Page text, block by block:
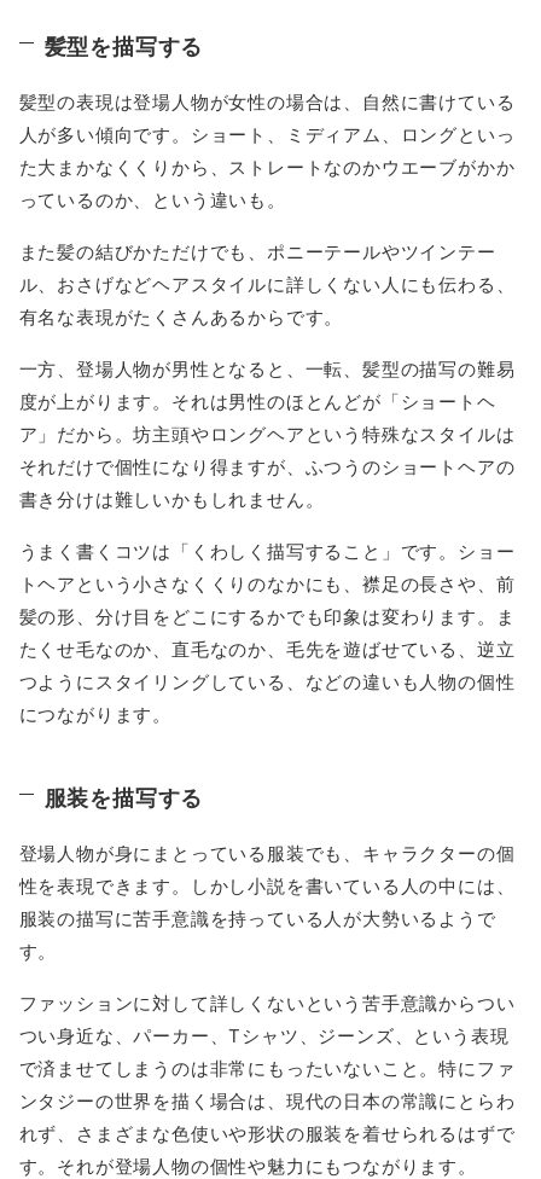
髪型を描写する
髪型の表現は登場人物が女性の場合は、自然に書けている
人が多い傾向です。ショート、ミディアム、ロングといっ
た大まかなくくりから、ストレートなのかウエーブがかか
っているのか、という違いも。
また髪の結びかただけでも、ポニーテールやツインテー
ル、おさげなどヘアスタイルに詳しくない人にも伝わる、
有名な表現がたくさんあるからです。
一方、登場人物が男性となると、一転、髪型の描写の難易
度が上がります。それは男性のほとんどが「ショートヘ
ア」だから。坊主頭やロングヘアという特殊なスタイルは
それだけで個性になり得ますが、ふつうのショートヘアの
書き分けは難しいかもしれません。
うまく書くコツは「くわしく描写すること」です。ショー
トヘアという小さなくくりのなかにも、襟足の長さや、前
髪の形、分け目をどこにするかでも印象は変わります。ま
たくせ毛なのか、直毛なのか、毛先を遊ばせている、逆立
つようにスタイリングしている、などの違いも人物の個性
につながります。
服装を描写する
登場人物が身にまとっている服装でも、キャラクターの個
性を表現できます。しかし小説を書いている人の中には、
服装の描写に苦手意識を持っている人が大勢いるようで
す。
ファッションに対して詳しくないという苦手意識からつい
つい身近な、パーカー、Tシャツ、ジーンズ、という表現
で済ませてしまうのは非常にもったいないこと。特にファ
ンタジーの世界を描く場合は、現代の日本の常識にとらわ
れず、さまざまな色使いや形状の服装を着せられるはずで
す。それが登場人物の個性や魅力にもつながります。